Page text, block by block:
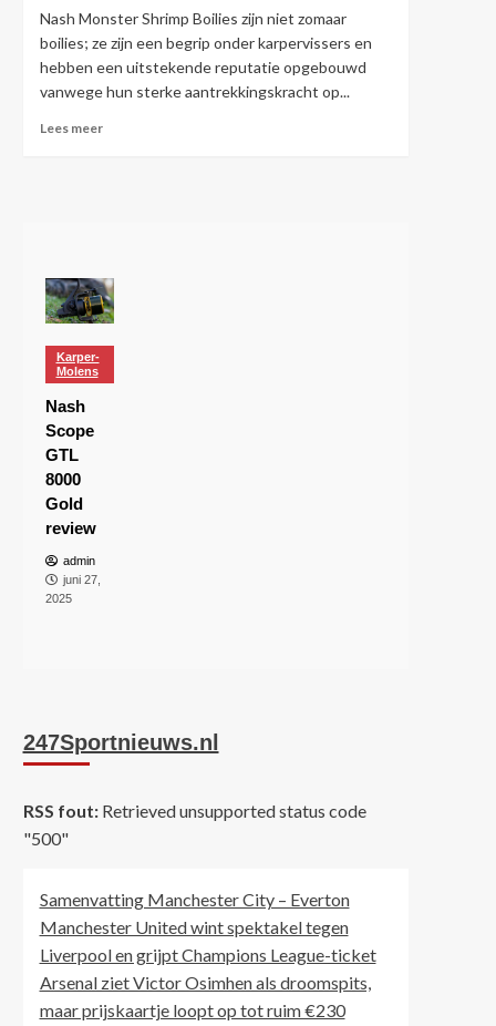
Boilie
Nash Monster Shrimp Boilies zijn niet zomaar
boilies; ze zijn een begrip onder karpervissers en
hebben een uitstekende reputatie opgebouwd
vanwege hun sterke aantrekkingskracht op...
Lees meerLees
Karper-
Molens
Nash
Scope
GTL
8000
Gold
review
admin
juni 27,
2025
247Sportnieuws.nl
RSS fout:Retrieved unsupported status code
"500"
Samenvatting Manchester City – Everton
Manchester United wint spektakel tegen
Liverpool en grijpt Champions League-ticket
Arsenal ziet Victor Osimhen als droomspits,
maar prijskaartje loopt op tot ruim €230